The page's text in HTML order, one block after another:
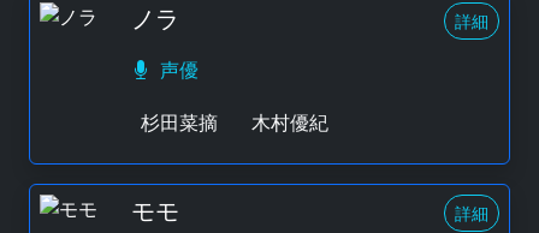
ノラ 詳細
声優
杉田菜摘
木村優紀
モモ 詳細